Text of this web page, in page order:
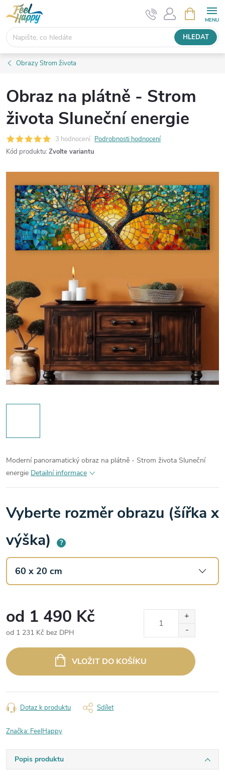
Přejít
na
obsah
HLEDAT
NÁKUPNÍ
KOŠÍK
Obrazy Strom života
Obraz na plátně - Strom
života Sluneční energie
3 hodnocení Podrobnosti hodnocení
Kód produktu: Zvolte variantu
Moderní panoramatický obraz na plátně - Strom života Sluneční
energie Detailní informace
Vyberte rozměr obrazu (šířka x
výška)
?
od 1 490 Kč
od 1 231 Kč bez DPH
cena:
VLOŽIT DO KOŠÍKU
Dotaz k produktu Sdílet
Značka: FeelHappy
Popis produktu